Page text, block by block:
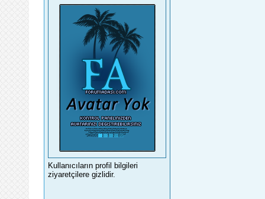
Kullanıcıların profil bilgileri
ziyaretçilere gizlidir.